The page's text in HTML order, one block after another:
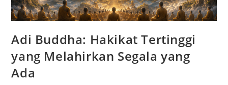
Adi Buddha: Hakikat Tertinggi
yang Melahirkan Segala yang
Ada